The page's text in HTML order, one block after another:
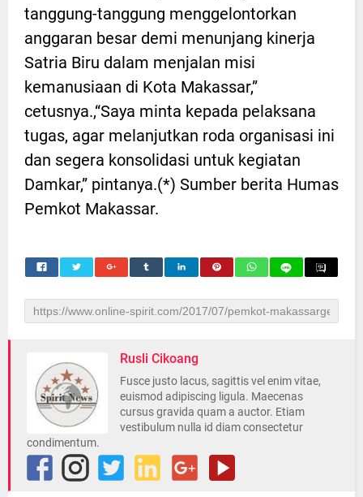
tanggung-tanggung menggelontorkan
anggaran besar demi menunjang kinerja
Satria Biru dalam menjalan misi
kemanusiaan di Kota Makassar,”
cetusnya.,“Saya minta kepada pelaksana
tugas, agar melanjutkan roda organisasi ini
dan segera konsolidasi untuk kegiatan
Damkar,” pintanya.(*) Sumber berita Humas
Pemkot Makassar.
Rusli Cikoang
Fusce justo lacus, sagittis vel enim vitae,
euismod adipiscing ligula. Maecenas
cursus gravida quam a auctor. Etiam
vestibulum nulla id diam consectetur
condimentum.